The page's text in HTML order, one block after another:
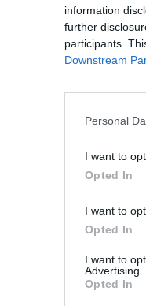
information
further
participants.
Downstream
Personal
I want to
Opted In
I want to
Opted In
I want to
Advertising.
Opted In
Αβίβ